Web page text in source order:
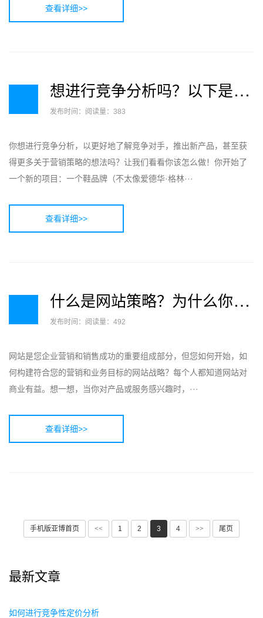
查看详细>>
想
进行竞争分析吗？以下是你应该做的7个理由
发布时间： 阅读量：383
你想进行竞争分析，以更好地了解竞争对手，推出新产品，甚至获
得更多关于营销策略的想法吗？让我们看看你该怎么做！你开始了
一个新的项目：一个鞋品牌（不太像爱德华·格林···
查看详细>>
什
么是网站策略？为什么你需要它以及你如何做到
发布时间： 阅读量：492
网站是您企业营销和销售成功的重要组成部分，但您如何开始，如
何构建符合您的营销和业务目标的网站战略？每个人都知道网站对
商业有益。想一想，当你对产品或服务感兴趣时，···
查看详细>>
手机版亚博首页 << 1 2 3 4 >> 尾页
最新文章
如何进行竞争性定价分析